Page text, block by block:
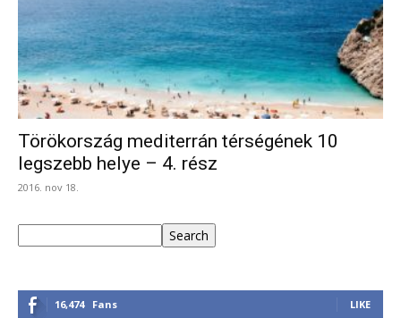
Törökország mediterrán térségének 10
legszebb helye – 4. rész
2016. nov 18.
Search
16,474 Fans LIKE